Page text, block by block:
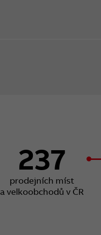
237
prodejních míst
a velkoobchodů v ČR